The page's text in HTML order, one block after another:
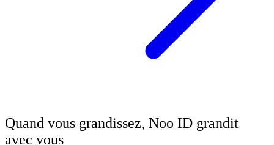
Quand vous grandissez, Noo ID grandit
avec vous